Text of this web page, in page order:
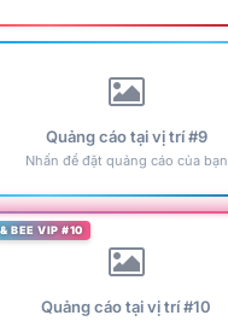
Quảng cáo tại vị trí #9
Nhấn để đặt quảng cáo của bạn
BEE VIP #10
Quảng cáo tại vị trí #10